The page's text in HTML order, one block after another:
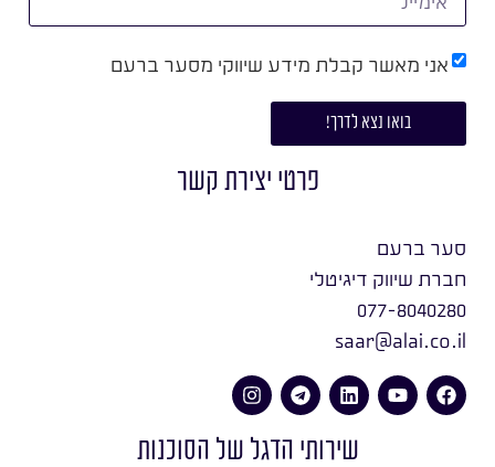
אני מאשר קבלת מידע שיווקי מסער ברעם
בואו נצא לדרך!
פרטי יצירת קשר
סער ברעם
חברת שיווק דיגיטלי
077-8040280
saar@alai.co.il
שירותי הדגל של הסוכנות